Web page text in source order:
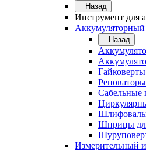
Назад
Инструмент для
Назад
Гайковерты
Реноваторы
Сабельные
Шприцы
Измерительный